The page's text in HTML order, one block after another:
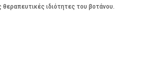
ιδιότητες του βοτάνου.